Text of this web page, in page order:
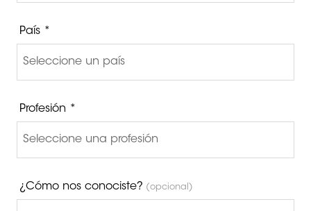
País *
Profesión *
¿Cómo nos conociste? (opcional)